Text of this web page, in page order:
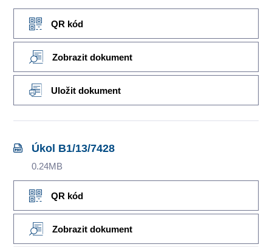
QR kód
Zobrazit dokument
Uložit dokument
Úkol B1/13/7428
0.24MB
QR kód
Zobrazit dokument